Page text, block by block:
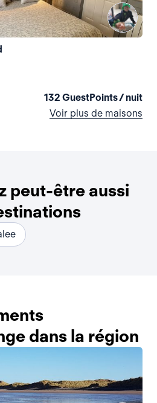
132 GuestPoints / nuit
Voir plus de maisons
peut-être aussi
dans la région